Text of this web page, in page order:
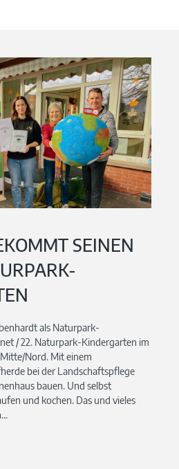
SEINEN
als Naturpark-
/ 22. Naturpark-Kindergarten im
Nord. Mit einem
bei der Landschaftspflege
bauen. Und selbst
und kochen. Das und vieles